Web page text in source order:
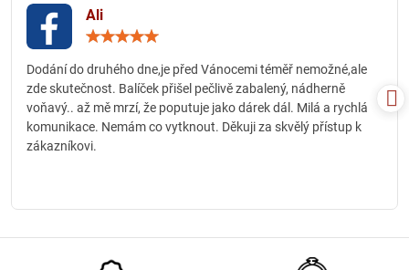
Ali
5
Dodání do druhého dne,je před Vánocemi téměř nemožné,ale
zde skutečnost. Balíček přišel pečlivě zabalený, nádherně
voňavý.. až mě mrzí, že poputuje jako dárek dál. Milá a rychlá
komunikace. Nemám co vytknout. Děkuji za skvělý přístup k
zákazníkovi.